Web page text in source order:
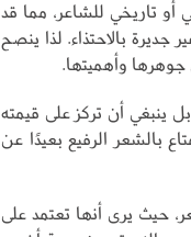
أو تاريخي للشاعر، مما قد
بالاحتذاء. لذا ينصح
جوهرها وأهميتها.
ينبغي أن تركز على قيمته
بالشعر الرفيع بعيدًا عن
حيث يرى أنها تعتمد على